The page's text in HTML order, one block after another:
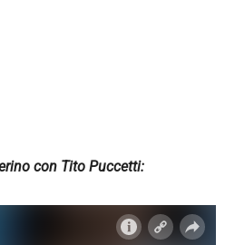
con Tito Puccetti: